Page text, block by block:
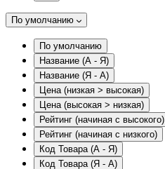
По умолчанию
По умолчанию
Название (А - Я)
Название (Я - А)
Цена (низкая > высокая)
Цена (высокая > низкая)
Рейтинг (начиная с высокого)
Рейтинг (начиная с низкого)
Код Товара (А - Я)
Код Товара (Я - А)